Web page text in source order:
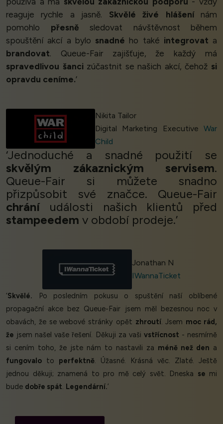
reaguje rychle a jasně. Skvělé živé hlášenínám
pomohlo přesně sledovat návštěvnost během
spouštění akcí a bylo snadné ho také integrovat a
brandovat. Queue-Fair zajišťuje, že každý má
spravedlivou šanci zúčastnit se našich akcí, čehož si
opravdu ceníme.’
Nikita Tailor
Digital Marketing Executive War
Child
‘Jednoduché a snadné použití se
skvělým zákaznickým servisem.
Queue-Fair si můžete snadno
přizpůsobit své značce. Queue-Fair
chráníudálosti našich klientů před
stampeedem v období prodeje.’
Jonathan N
IWannaTicket
‘Skvělé. Po posledním pokusu o spuštění naší oblíbené
propagační akce bez Queue-Fair jsem měl bezesnou noc v
obavách, že se webové stránky opět zhroutí. Jsem moc rád,
že jsem našel vaše řešení. Děkuji za vaši vstřícnost - nesmírně
si cením toho, že jste nám to nastavili za méně než den a
fungovalo to perfektně. Úžasné. Krásná věc. Zlaté. Ještě
jednou děkuji; znamená to pro mě celý svět. Dneska se mi
bude dobře spát. Legendární.’